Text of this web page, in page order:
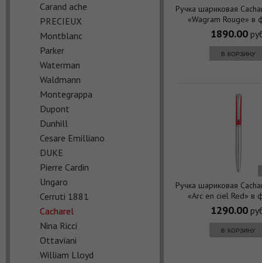
Carand ache
PRECIEUX
Montblanс
Parker
Waterman
Waldmann
Montegrappa
Dupont
Dunhill
Cesare Emilliano
DUKE
Pierre Cardin
Ungaro
Cerruti 1881
Cacharel
Nina Ricci
Ottaviani
William Lloyd
Ручка шариковая
«Wagram Rouge» в
1890.00
в корзину
Ручка шариковая
«Arc en ciel Red» в
1290.00
в корзину